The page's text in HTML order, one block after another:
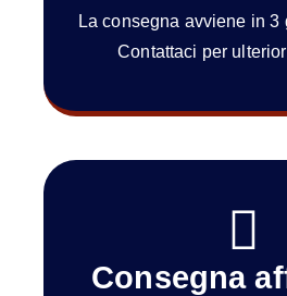
La consegna avviene in 3
Contattaci per
Consegna